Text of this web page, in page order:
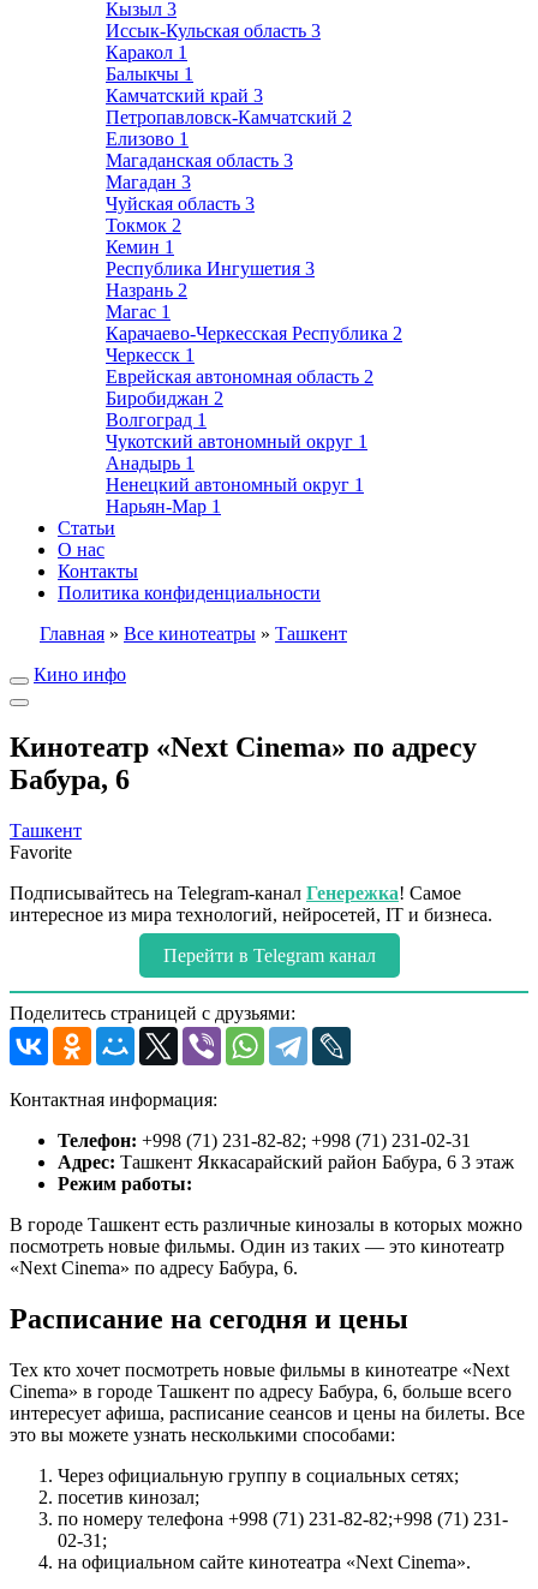
Кызыл 3
Иссык-Кульская область 3
Каракол 1
Балыкчы 1
Камчатский край 3
Петропавловск-Камчатский 2
Елизово 1
Магаданская область 3
Магадан 3
Чуйская область 3
Токмок 2
Кемин 1
Республика Ингушетия 3
Назрань 2
Магас 1
Карачаево-Черкесская Республика 2
Черкесск 1
Еврейская автономная область 2
Биробиджан 2
Волгоград 1
Чукотский автономный округ 1
Анадырь 1
Ненецкий автономный округ 1
Нарьян-Мар 1
Статьи
О нас
Контакты
Политика конфиденциальности
Главная » Все кинотеатры » Ташкент
Кино инфо
Кинотеатр «Next Cinema» по адресу
Бабура, 6
Ташкент
Favorite
Подписывайтесь на Telegram-канал Генережка! Самое
интересное из мира технологий, нейросетей, IT и бизнеса.
Перейти в Telegram канал
Поделитесь страницей с друзьями:
Контактная информация:
Телефон: +998 (71) 231-82-82; +998 (71) 231-02-31
Адрес: Ташкент Яккасарайский район Бабура, 6 3 этаж
Режим работы:
В городе Ташкент есть различные кинозалы в которых можно
посмотреть новые фильмы. Один из таких — это кинотеатр
«Next Cinema» по адресу Бабура, 6.
Расписание на сегодня и цены
Тех кто хочет посмотреть новые фильмы в кинотеатре «Next
Cinema» в городе Ташкент по адресу Бабура, 6, больше всего
интересует афиша, расписание сеансов и цены на билеты. Все
это вы можете узнать несколькими способами:
Через официальную группу в социальных сетях;
посетив кинозал;
по номеру телефона +998 (71) 231-82-82;+998 (71) 231-
02-31;
на официальном сайте кинотеатра «Next Cinema».